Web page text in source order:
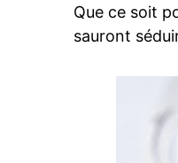
Que ce soit
sauront